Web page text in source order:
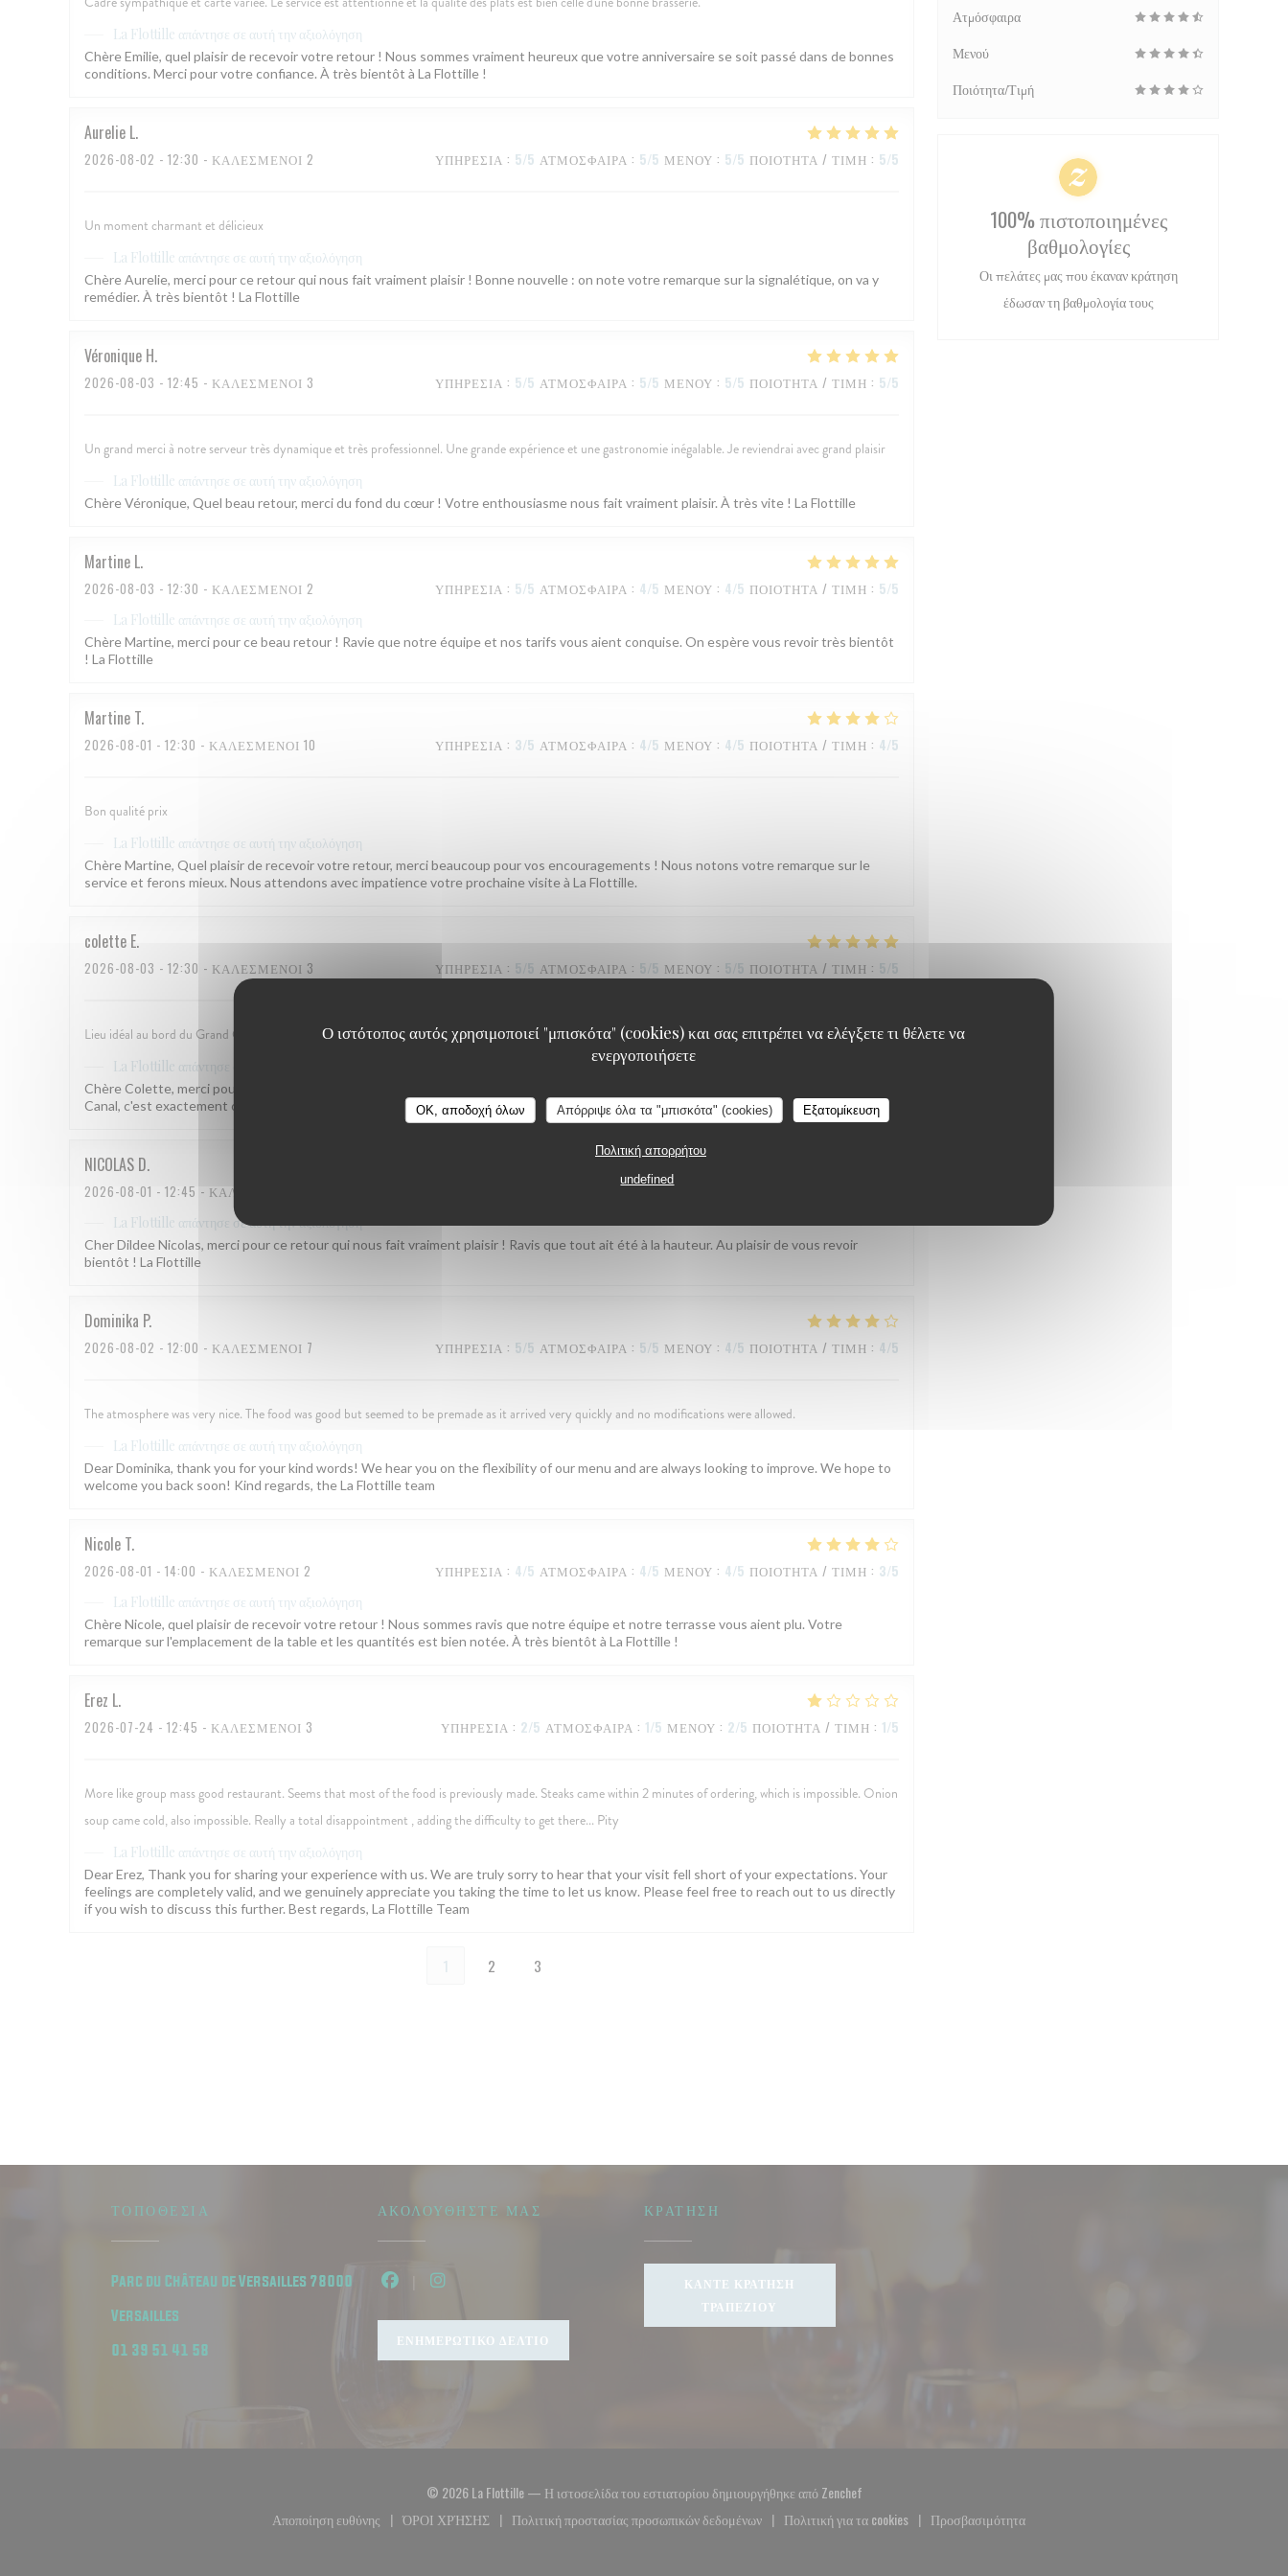
Ο ιστότοπος αυτός χρησιμοποιεί "μπισκότα" (cookies) και σας επιτρέπει να ελέγξετε τι θέλετε να
ενεργοποιήσετε
OK, αποδοχή όλων Απόρριψε όλα τα "μπισκότα" (cookies) Εξατομίκευση
Πολιτική απορρήτου
undefined
La Flottille απάντησε σε αυτή την αξιολόγηση
Chère Emilie, quel plaisir de recevoir votre retour ! Nous sommes vraiment heureux que votre anniversaire se soit passé dans de bonnes
conditions. Merci pour votre confiance. À très bientôt à La Flottille !
Aurelie L
2026-08-02 - 12:30 - ΚΑΛΕΣΜΈΝΟΙ 2 ΥΠΗΡΕΣΊΑ : 5/5 ΑΤΜΌΣΦΑΙΡΑ : 5/5 ΜΕΝΟΎ : 5/5 ΠΟΙΌΤΗΤΑ / ΤΙΜΉ : 5/5
Un moment charmant et délicieux
La Flottille απάντησε σε αυτή την αξιολόγηση
Chère Aurelie, merci pour ce retour qui nous fait vraiment plaisir ! Bonne nouvelle : on note votre remarque sur la signalétique, on va y
remédier. À très bientôt ! La Flottille
Véronique H
2026-08-03 - 12:45 - ΚΑΛΕΣΜΈΝΟΙ 3 ΥΠΗΡΕΣΊΑ : 5/5 ΑΤΜΌΣΦΑΙΡΑ : 5/5 ΜΕΝΟΎ : 5/5 ΠΟΙΌΤΗΤΑ / ΤΙΜΉ : 5/5
Un grand merci à notre serveur très dynamique et très professionnel. Une grande expérience et une gastronomie inégalable. Je reviendrai avec grand plaisir
La Flottille απάντησε σε αυτή την αξιολόγηση
Chère Véronique, Quel beau retour, merci du fond du cœur ! Votre enthousiasme nous fait vraiment plaisir. À très vite ! La Flottille
Martine L
2026-08-03 - 12:30 - ΚΑΛΕΣΜΈΝΟΙ 2 ΥΠΗΡΕΣΊΑ : 5/5 ΑΤΜΌΣΦΑΙΡΑ : 4/5 ΜΕΝΟΎ : 4/5 ΠΟΙΌΤΗΤΑ / ΤΙΜΉ : 5/5
La Flottille απάντησε σε αυτή την αξιολόγηση
Chère Martine, merci pour ce beau retour ! Ravie que notre équipe et nos tarifs vous aient conquise. On espère vous revoir très bientôt
! La Flottille
Martine T
2026-08-01 - 12:30 - ΚΑΛΕΣΜΈΝΟΙ 10 ΥΠΗΡΕΣΊΑ : 3/5 ΑΤΜΌΣΦΑΙΡΑ : 4/5 ΜΕΝΟΎ : 4/5 ΠΟΙΌΤΗΤΑ / ΤΙΜΉ : 4/5
Bon qualité prix
La Flottille απάντησε σε αυτή την αξιολόγηση
Chère Martine, Quel plaisir de recevoir votre retour, merci beaucoup pour vos encouragements ! Nous notons votre remarque sur le
service et ferons mieux. Nous attendons avec impatience votre prochaine visite à La Flottille.
colette E
2026-08-03 - 12:30 - ΚΑΛΕΣΜΈΝΟΙ 3 ΥΠΗΡΕΣΊΑ : 5/5 ΑΤΜΌΣΦΑΙΡΑ : 5/5 ΜΕΝΟΎ : 5/5 ΠΟΙΌΤΗΤΑ / ΤΙΜΉ : 5/5
Lieu idéal au bord du Grand Canal. Terrasse ombragée, accueil et service plein d'attention. Cuisine très bonne et raffinée
La Flottille απάντησε σε αυτή την αξιολόγηση
Chère Colette, merci pour ce retour qui nous fait vraiment plaisir ! Savoir que vous avez passé un aussi beau moment au bord du Grand
Canal, c'est exactement ce qui nous anime. À très bientôt ! La Flottille
NICOLAS D
2026-08-01 - 12:45 - ΚΑΛΕΣΜΈΝΟΙ 2 ΑΤΜΌΣΦΑΙΡΑ: 5/5 ΜΕΝΟΎ
La Flottille απάντησε σε αυτή την αξιολόγηση
Cher Dildee Nicolas, merci pour ce retour qui nous fait vraiment plaisir ! Ravis que tout ait été à la hauteur. Au plaisir de vous revoir
bientôt ! La Flottille
Dominika P
2026-08-02 - 12:00 - ΚΑΛΕΣΜΈΝΟΙ 7 ΥΠΗΡΕΣΊΑ : 5/5 ΑΤΜΌΣΦΑΙΡΑ : 5/5 ΜΕΝΟΎ : 4/5 ΠΟΙΌΤΗΤΑ / ΤΙΜΉ : 4/5
The atmosphere was very nice. The food was good but seemed to be premade as it arrived very quickly and no modifications were allowed.
La Flottille απάντησε σε αυτή την αξιολόγηση
Dear Dominika, thank you for your kind words! We hear you on the flexibility of our menu and are always looking to improve. We hope to
welcome you back soon! Kind regards, the La Flottille team
Nicole T
2026-08-01 - 14:00 - ΚΑΛΕΣΜΈΝΟΙ 2 ΥΠΗΡΕΣΊΑ : 4/5 ΑΤΜΌΣΦΑΙΡΑ : 4/5 ΜΕΝΟΎ : 4/5 ΠΟΙΌΤΗΤΑ / ΤΙΜΉ : 3/5
La Flottille απάντησε σε αυτή την αξιολόγηση
Chère Nicole, quel plaisir de recevoir votre retour ! Nous sommes ravis que notre équipe et notre terrasse vous aient plu. Votre
remarque sur l'emplacement de la table et les quantités est bien notée. À très bientôt à La Flottille !
Erez L
2026-07-24 - 12:45 - ΚΑΛΕΣΜΈΝΟΙ 3 ΥΠΗΡΕΣΊΑ : 2/5 ΑΤΜΌΣΦΑΙΡΑ : 1/5 ΜΕΝΟΎ : 2/5 ΠΟΙΌΤΗΤΑ / ΤΙΜΉ : 1/5
More like group mass good restaurant. Seems that most of the food is previously made. Steaks came within 2 minutes of ordering, which is impossible. Onion
soup came cold, also impossible. Really a total disappointment , adding the difficulty to get there... Pity
La Flottille απάντησε σε αυτή την αξιολόγηση
Dear Erez, Thank you for sharing your experience with us. We are truly sorry to hear that your visit fell short of your expectations. Your
feelings are completely valid, and we genuinely appreciate you taking the time to let us know. Please feel free to reach out to us directly
if you wish to discuss this further. Best regards, La Flottille Team
1 2 3
Ατμόσφαιρα
Μενού
Ποιότητα/Τιμή
100% πιστοποιημένες
βαθμολογίες
Οι πελάτες μας που έκαναν κράτηση
έδωσαν τη βαθμολογία τους
ΤΟΠΟΘΕΣΊΑ
Parc du Château de Versailles 78000
Versailles((ανοίγει σε νέο παράθυρο))
01 39 51 41 58
ΑΚΟΛΟΥΘΉΣΤΕ ΜΑΣ
Facebook ((ανοίγει σε νέο παράθυρο))
Instagram ((ανοίγει σε νέο παράθυρο))
ΕΝΗΜΕΡΩΤΙΚΌ ΔΕΛΤΊΟ
ΚΡΆΤΗΣΗ
ΚΆΝΤΕ ΚΡΆΤΗΣΗ
ΤΡΑΠΕΖΙΟΎ
© 2026 La Flottille — Η ιστοσελίδα του εστιατορίου δημιουργήθηκε απόZenchef((ανοίγει σε νέο παράθυρο))
Αποποίηση ευθύνης
((ανοίγει σε νέο παράθυρο))
ΌΡΟΙ ΧΡΉΣΗΣ
((ανοίγει σε νέο παράθυρο))
Πολιτική προστασίας προσωπικών δεδομένων
((ανοίγει σε νέο παράθυρο))
Πολιτική για τα cookies
((ανοίγει σε νέο παράθυρο))
Προσβασιμότητα
((ανοίγει σε νέο παράθυρο))